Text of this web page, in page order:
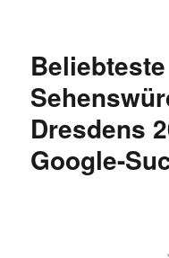
Beliebteste
Dresdens
Google-